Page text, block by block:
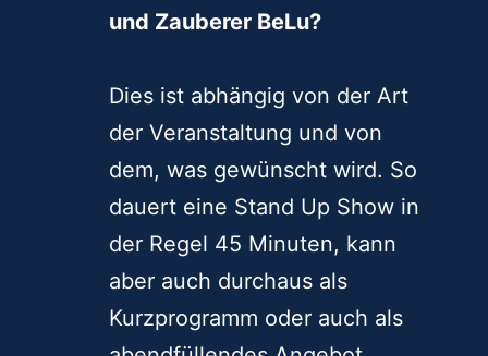
und Zauberer BeLu?
Dies ist abhängig von der Art
der Veranstaltung und von
dem, was gewünscht wird. So
dauert eine Stand Up Show in
der Regel 45 Minuten, kann
aber auch durchaus als
Kurzprogramm oder auch als